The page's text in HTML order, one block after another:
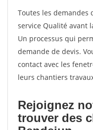
Toutes les demandes
service Qualité avant
Un processus qui
demande de devis.
contact avec les
leurs chantiers
Rejoignez
trouver des